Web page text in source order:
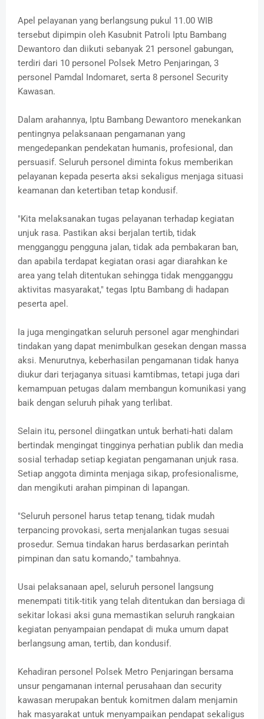
Apel pelayanan yang berlangsung pukul 11.00 WIB
tersebut dipimpin oleh Kasubnit Patroli Iptu Bambang
Dewantoro dan diikuti sebanyak 21 personel gabungan,
terdiri dari 10 personel Polsek Metro Penjaringan, 3
personel Pamdal Indomaret, serta 8 personel Security
Kawasan.
Dalam arahannya, Iptu Bambang Dewantoro menekankan
pentingnya pelaksanaan pengamanan yang
mengedepankan pendekatan humanis, profesional, dan
persuasif. Seluruh personel diminta fokus memberikan
pelayanan kepada peserta aksi sekaligus menjaga situasi
keamanan dan ketertiban tetap kondusif.
"Kita melaksanakan tugas pelayanan terhadap kegiatan
unjuk rasa. Pastikan aksi berjalan tertib, tidak
mengganggu pengguna jalan, tidak ada pembakaran ban,
dan apabila terdapat kegiatan orasi agar diarahkan ke
area yang telah ditentukan sehingga tidak mengganggu
aktivitas masyarakat," tegas Iptu Bambang di hadapan
peserta apel.
Ia juga mengingatkan seluruh personel agar menghindari
tindakan yang dapat menimbulkan gesekan dengan massa
aksi. Menurutnya, keberhasilan pengamanan tidak hanya
diukur dari terjaganya situasi kamtibmas, tetapi juga dari
kemampuan petugas dalam membangun komunikasi yang
baik dengan seluruh pihak yang terlibat.
Selain itu, personel diingatkan untuk berhati-hati dalam
bertindak mengingat tingginya perhatian publik dan media
sosial terhadap setiap kegiatan pengamanan unjuk rasa.
Setiap anggota diminta menjaga sikap, profesionalisme,
dan mengikuti arahan pimpinan di lapangan.
"Seluruh personel harus tetap tenang, tidak mudah
terpancing provokasi, serta menjalankan tugas sesuai
prosedur. Semua tindakan harus berdasarkan perintah
pimpinan dan satu komando," tambahnya.
Usai pelaksanaan apel, seluruh personel langsung
menempati titik-titik yang telah ditentukan dan bersiaga di
sekitar lokasi aksi guna memastikan seluruh rangkaian
kegiatan penyampaian pendapat di muka umum dapat
berlangsung aman, tertib, dan kondusif.
Kehadiran personel Polsek Metro Penjaringan bersama
unsur pengamanan internal perusahaan dan security
kawasan merupakan bentuk komitmen dalam menjamin
hak masyarakat untuk menyampaikan pendapat sekaligus